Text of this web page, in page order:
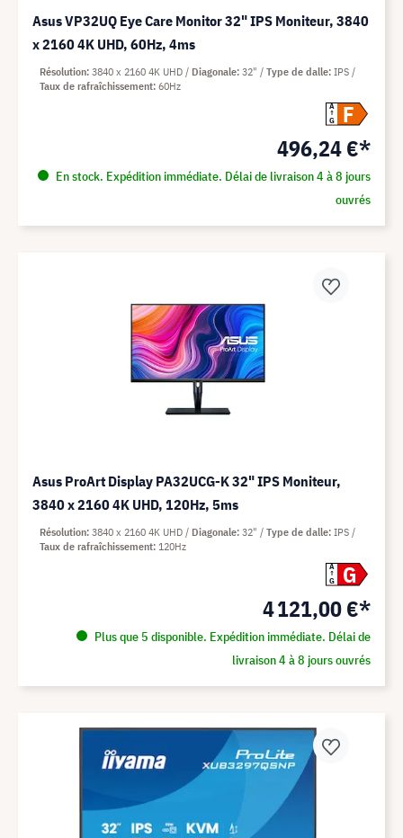
Asus VP32UQ Eye Care Monitor 32" IPS Moniteur, 3840
x 2160 4K UHD, 60Hz, 4ms
A
G
F
496,24 €*
En stock. Expédition immédiate. Délai de livraison 4 à 8 jours
ouvrés
Résolution 3840 x 2160 4K UHD Diagonale 32" Type de dalle IPS
Taux de rafraîchissement 60Hz
Asus ProArt Display PA32UCG-K 32" IPS Moniteur,
3840 x 2160 4K UHD, 120Hz, 5ms
A
G
G
4 121,00 €*
Plus que 5 disponible. Expédition immédiate. Délai de
livraison 4 à 8 jours ouvrés
Résolution 3840 x 2160 4K UHD Diagonale 32" Type de dalle IPS
Taux de rafraîchissement 120Hz